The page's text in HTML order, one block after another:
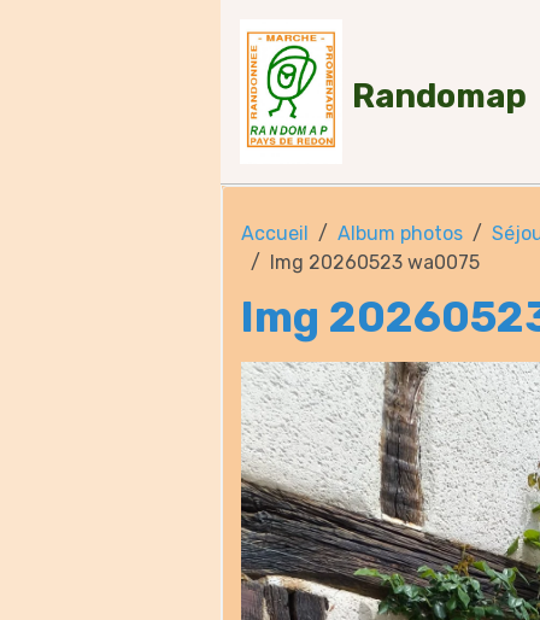
Randomap
Accueil Album photos
Img 20260523 wa0075
Img